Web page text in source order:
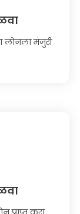
लोनला मंजुरी